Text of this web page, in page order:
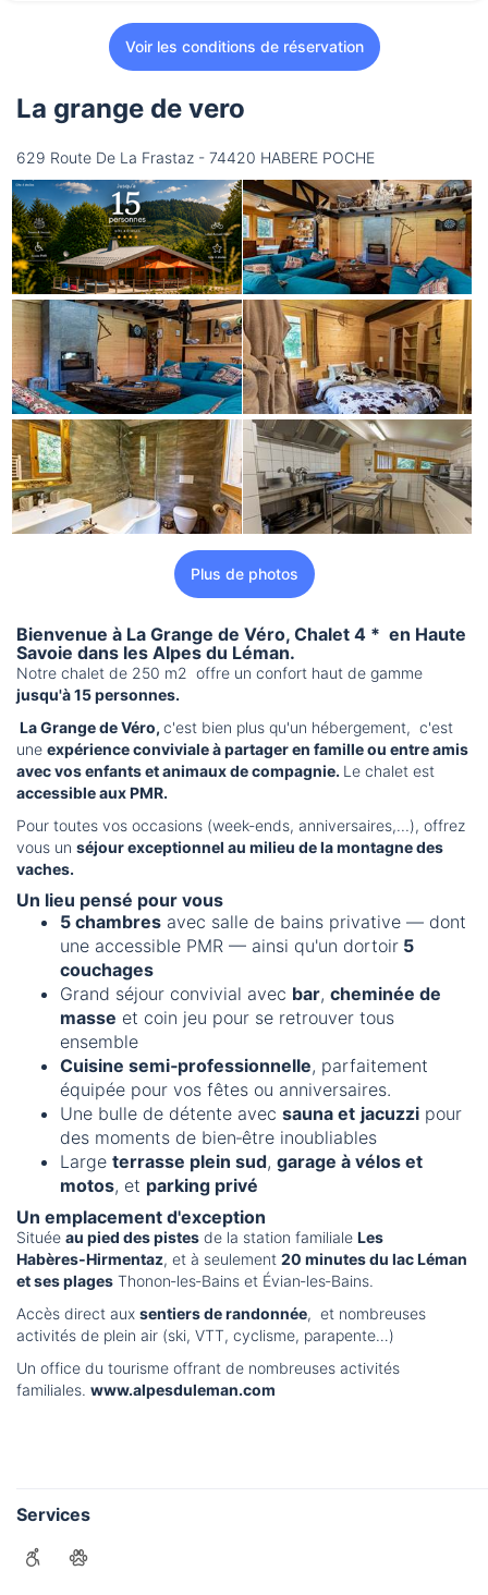
Voir les conditions de réservation
La grange de vero
629 Route De La Frastaz - 74420 HABERE POCHE
Plus de photos
Bienvenue à La Grange de Véro, Chalet 4 * en Haute
Savoie dans les Alpes du Léman.
Notre chalet de 250 m2 offre un confort haut de gamme
jusqu'à 15 personnes.
La Grange de Véro, c'est bien plus qu'un hébergement, c'est
une expérience conviviale à partager en famille ou entre amis
avec vos enfants et animaux de compagnie. Le chalet est
accessible aux PMR.
Pour toutes vos occasions (week‑ends, anniversaires,...), offrez
vous un séjour exceptionnel au milieu de la montagne des
vaches.
Un lieu pensé pour vous
5 chambres avec salle de bains privative — dont
une accessible PMR — ainsi qu'un dortoir 5
couchages
Grand séjour convivial avec bar, cheminée de
masse et coin jeu pour se retrouver tous
ensemble
Cuisine semi‑professionnelle, parfaitement
équipée pour vos fêtes ou anniversaires.
Une bulle de détente avec sauna et jacuzzi pour
des moments de bien‑être inoubliables
Large terrasse plein sud, garage à vélos et
motos, et parking privé
Un emplacement d'exception
Située au pied des pistes de la station familiale Les
Habères‑Hirmentaz, et à seulement 20 minutes du lac Léman
et ses plages Thonon‑les‑Bains et Évian‑les‑Bains.
Accès direct aux sentiers de randonnée, et nombreuses
activités de plein air (ski, VTT, cyclisme, parapente…)
Un office du tourisme offrant de nombreuses activités
familiales. www.alpesduleman.com
Services